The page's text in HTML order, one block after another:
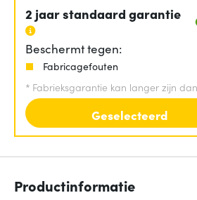
2 jaar standaard garantie
Beschermt tegen:
Fabricagefouten
* Fabrieksgarantie kan langer zijn
Geselecteerd
Productinformatie